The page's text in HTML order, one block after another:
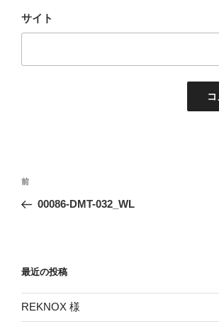
サイト
投
ナ
ー
シ
ョ
前
の
前
00086-DMT-032_WL
最近の投稿
REKNOX 様